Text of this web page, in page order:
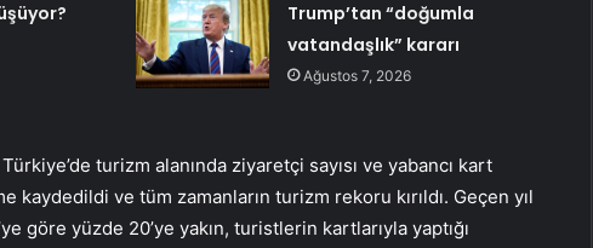
Trump’tan “doğumla
vatandaşlık” kararı
Ağustos 7, 2026
turizm alanında ziyaretçi sayısı ve yabancı kart
kaydedildi ve tüm zamanların turizm rekoru kırıldı. Geçen yıl
göre yüzde 20’ye yakın, turistlerin kartlarıyla yaptığı